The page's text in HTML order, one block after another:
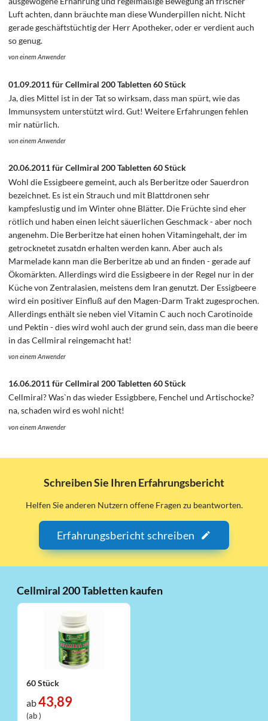
Luft achten, dann bräuchte man diese Wunderpillen nicht. Nicht
gerade geschäftstüchtig der Herr Apotheker, oder er verdient auch
so genug.
von einem Anwender
01.09.2011 für Cellmiral 200 Tabletten 60 Stück
Ja, dies Mittel ist in der Tat so wirksam, dass man spürt, wie das
Immunsystem unterstützt wird. Gut! Weitere Erfahrungen fehlen
mir natürlich.
von einem Anwender
20.06.2011 für Cellmiral 200 Tabletten 60 Stück
Wohl die Essigbeere gemeint, auch als Berberitze oder Sauerdron
bezeichnet. Es ist ein Strauch und mit Blattdronen sehr
kampfeslustig und im Winter ohne Blätter. Die Früchte sind eher
rötlich und haben einen leicht säuerlichen Geschmack - aber noch
angenehm. Die Berberitze hat einen hohen Vitamingehalt, der im
getrocknetet zusatdn erhalten werden kann. Aber auch als
Marmelade kann man die Berberitze ab und an finden - gerade auf
Ökomärkten. Allerdings wird die Essigbeere in der Regel nur in der
Küche von Zentralasien, meistens dem Iran genutzt. Der Essigbeere
wird ein positiver Einfluß auf den Magen-Darm Trakt zugesprochen.
Allerdings enthält sie neben viel Vitamin C auch noch Carotinoide
und Pektin - dies wird wohl auch der grund sein, dass man die beere
in das Cellmiral reingemacht hat!
von einem Anwender
16.06.2011 für Cellmiral 200 Tabletten 60 Stück
Cellmiral? Was`n das wieder Essigbbere, Fenchel und Artischocke?
na, schaden wird es wohl nicht!
von einem Anwender
Schreiben Sie Ihren Erfahrungsbericht
Helfen Sie anderen Nutzern offene Fragen zu beantworten.
Erfahrungsbericht schreiben
Cellmiral 200 Tabletten kaufen
60 Stück
ab43,89
(ab )